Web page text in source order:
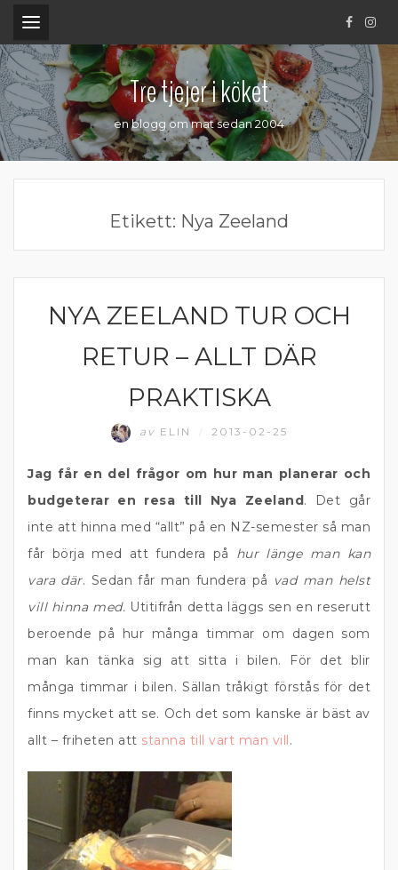
.
Tre tjejer i köket
en blogg om mat sedan 2004
Etikett: Nya Zeeland
NYA ZEELAND
NYA ZEELAND TUR OCH
RETUR – ALLT DÄR
PRAKTISKA
av ELIN 2013-02-25
Jag får en del frågor om hur man planerar och
budgeterar en resa till Nya Zeeland. Det går
inte att hinna med “allt” på en NZ-semester så man
får börja med att fundera på hur länge man kan
vara där. Sedan får man fundera på vad man helst
vill hinna med. Utitifrån detta läggs sen en reserutt
beroende på hur många timmar om dagen som
man kan tänka sig att sitta i bilen. För det blir
många timmar i bilen. Sällan tråkigt förstås för det
finns mycket att se. Och det som kanske är bäst av
allt – friheten att stanna till vart man vill.